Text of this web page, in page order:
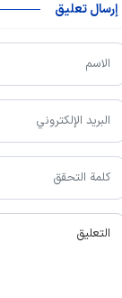
إرسال تعليق